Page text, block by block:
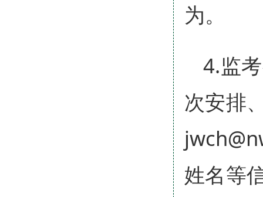
为。
4.监
次安排
姓名等